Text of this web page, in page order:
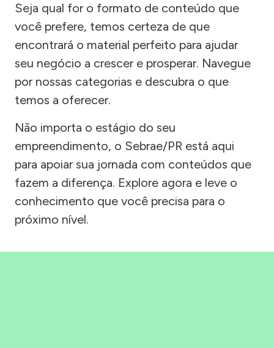
Seja qual for o formato de conteúdo que
você prefere, temos certeza de que
encontrará o material perfeito para ajudar
seu negócio a crescer e prosperar. Navegue
por nossas categorias e descubra o que
temos a oferecer.
Não importa o estágio do seu
empreendimento, o Sebrae/PR está aqui
para apoiar sua jornada com conteúdos que
fazem a diferença. Explore agora e leve o
conhecimento que você precisa para o
próximo nível.